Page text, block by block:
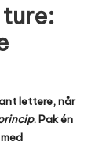
lettere, når
. Pak én